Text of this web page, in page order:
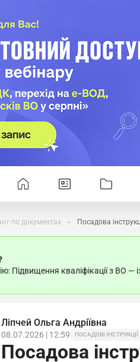
по документах Посадова
Підвищення кваліфікації з ВО —
Ліпчей Ольга Андріївна
08.07.2026 | 12:59 ПОСАДОВІ ІНСТРУКЦІЇ
Посадова